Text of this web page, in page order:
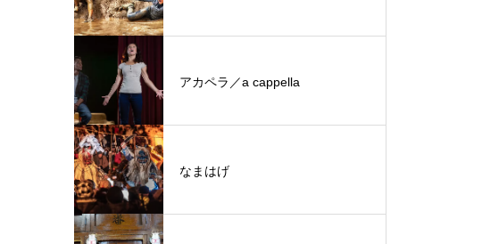
アカペラ／a cappella
なまはげ